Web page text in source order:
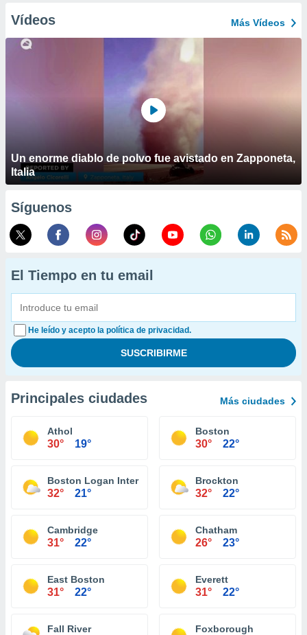
Vídeos Más Vídeos
Un enorme diablo de polvo fue avistado en Zapponeta,
Italia
Síguenos
El Tiempo en tu email
He leído y acepto la política de privacidad.
Principales ciudades Más ciudades
Athol
30° 19°
Boston
30° 22°
Boston Logan International Airport
32° 21°
Brockton
32° 22°
Cambridge
31° 22°
Chatham
26° 23°
East Boston
31° 22°
Everett
31° 22°
Fall River Foxborough